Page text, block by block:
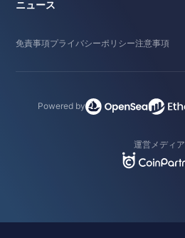
ニュース
免責事項プライバシーポリシー注意事項
Powered by
運営メディア